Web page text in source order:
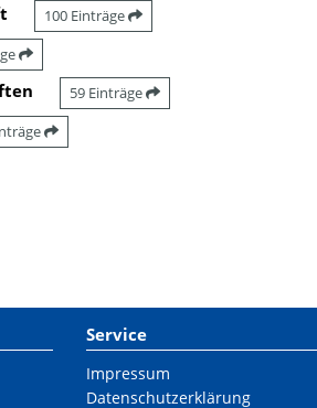
100 Einträge
59 Einträge
Service
Impressum
Datenschutzerklärung